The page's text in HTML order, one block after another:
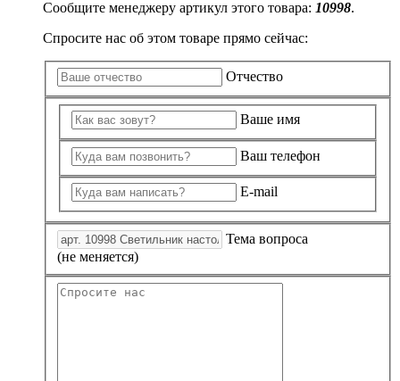
Сообщите менеджеру артикул этого товара: 10998.
Спросите нас об этом товаре прямо сейчас:
Отчество
Ваше имя
Ваш телефон
E-mail
Тема вопроса
(не меняется)